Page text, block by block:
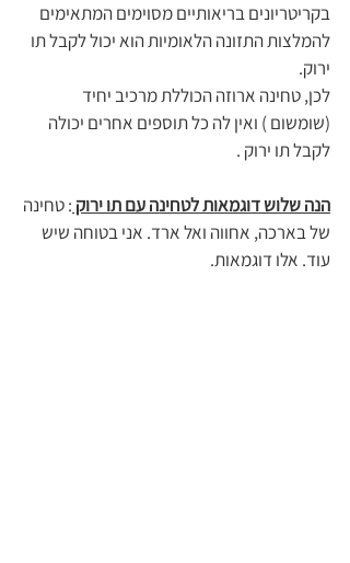
בקריטריונים בריאותיים מסוימים המתאימים
להמלצות התזונה הלאומיות הוא יכול לקבל תו
ירוק.
לכן, טחינה ארוזה הכוללת מרכיב יחיד
(שומשום ) ואין לה כל תוספים אחרים יכולה
לקבל תו ירוק .
הנה שלוש דוגמאות לטחינה עם תו ירוק : טחינה
של בארכה, אחווה ואל ארד. אני בטוחה שיש
עוד. אלו דוגמאות.